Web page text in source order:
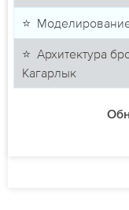
⭐
⭐ Архитектура
Кагарлык